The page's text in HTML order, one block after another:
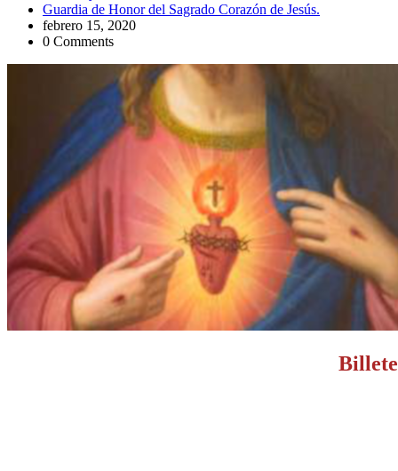
Guardia de Honor del Sagrado Corazón de Jesús.
febrero 15, 2020
0 Comments